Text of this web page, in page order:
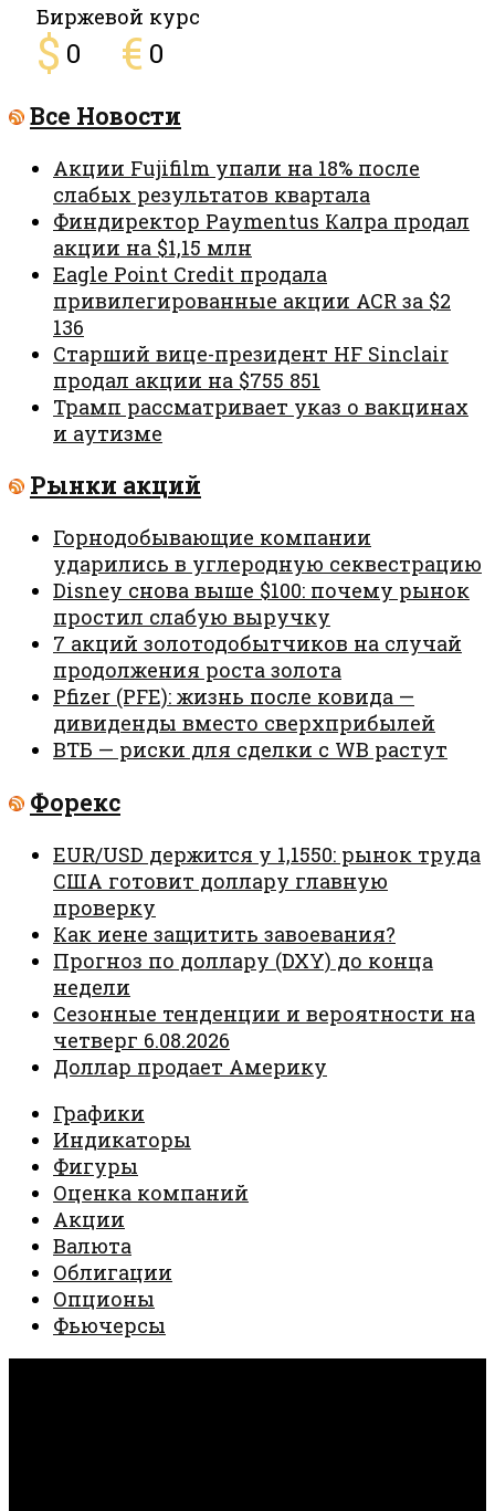
Биржевой курс
$ 0 € 0
Все Новости
Акции Fujifilm упали на 18% после
слабых результатов квартала
Финдиректор Paymentus Калра продал
акции на $1,15 млн
Eagle Point Credit продала
привилегированные акции ACR за $2
136
Старший вице-президент HF Sinclair
продал акции на $755 851
Трамп рассматривает указ о вакцинах
и аутизме
Рынки акций
Горнодобывающие компании
ударились в углеродную секвестрацию
Disney снова выше $100: почему рынок
простил слабую выручку
7 акций золотодобытчиков на случай
продолжения роста золота
Pfizer (PFE): жизнь после ковида —
дивиденды вместо сверхприбылей
ВТБ — риски для сделки с WB растут
Форекс
EUR/USD держится у 1,1550: рынок труда
США готовит доллару главную
проверку
Как иене защитить завоевания?
Прогноз по доллару (DXY) до конца
недели
Сезонные тенденции и вероятности на
четверг 6.08.2026
Доллар продает Америку
Графики
Индикаторы
Фигуры
Оценка компаний
Акции
Валюта
Облигации
Опционы
Фьючерсы